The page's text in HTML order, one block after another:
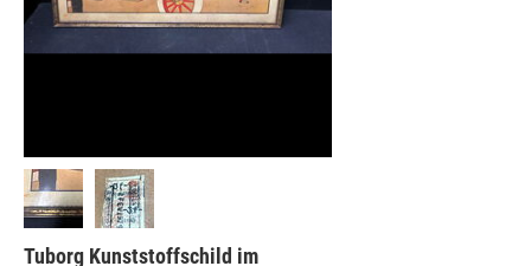
Tuborg Kunststoffschild im